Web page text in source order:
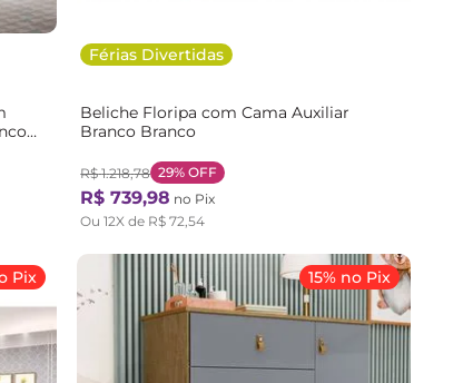
Férias Divertidas
Beliche Floripa com Cama Auxiliar
Branco Branco
R$ 1.218,78 29% OFF
R$ 739,98 no Pix
Ou12X de R$ 72,54
Pix 15% no Pix